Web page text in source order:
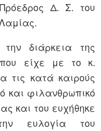
Δ. Σ. του
διάρκεια της
που είχε με το κ.
τις κατά καιρούς
και φιλανθρωπικό
και του ευχήθηκε
ευλογία του